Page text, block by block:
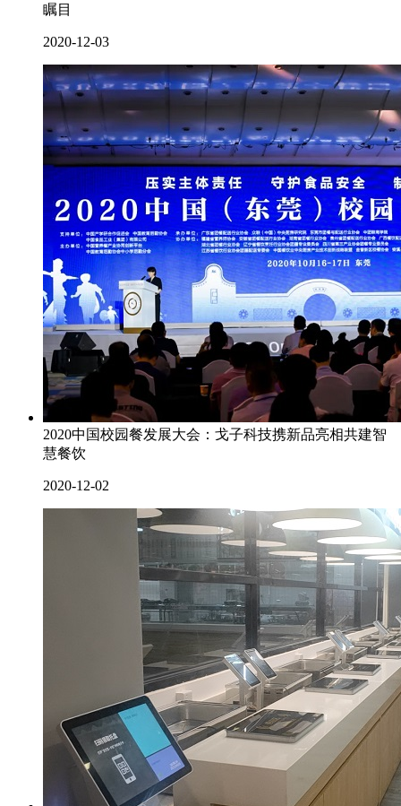
瞩目
2020-12-03
2020中国校园餐发展大会：戈子科技携新品亮相共建智
慧餐饮
2020-12-02